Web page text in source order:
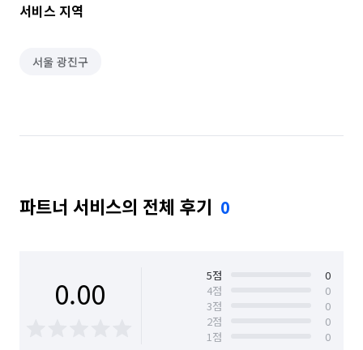
서비스 지역
서울 광진구
파트너 서비스의 전체 후기 0
0.00 5점
0
4점
0
3점
0
2점
0
1점
0